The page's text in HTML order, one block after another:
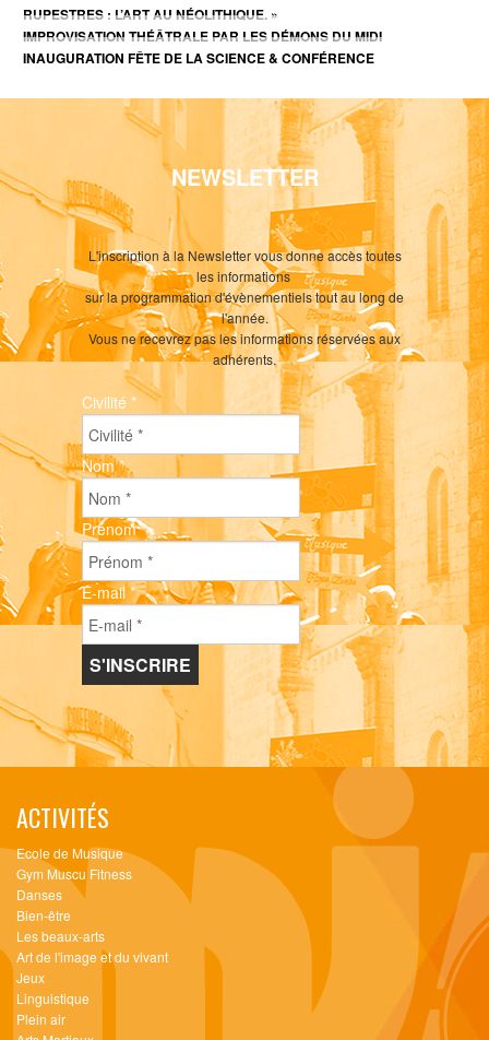
RUPESTRES : L’ART AU NÉOLITHIQUE. »
IMPROVISATION THÉÂTRALE PAR LES DÉMONS DU MIDI
INAUGURATION FÊTE DE LA SCIENCE & CONFÉRENCE
NEWSLETTER
L'inscription à la Newsletter vous donne accès toutes
les informations
sur la programmation d'évènementiels tout au long de
l'année.
Vous ne recevrez pas les informations réservées aux
adhérents.
Civilité *
Nom*
Prénom*
E-mail*
ACTIVITÉS
Ecole de Musique
Gym Muscu Fitness
Danses
Bien-être
Les beaux-arts
Art de l'image et du vivant
Jeux
Linguistique
Plein air